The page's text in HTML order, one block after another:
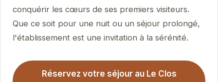
conquérir les cœurs de ses premiers visiteurs.
Que ce soit pour une nuit ou un séjour prolongé,
l'établissement est une invitation à la sérénité.
Réservez votre séjour au Le Clos